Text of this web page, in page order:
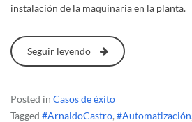
instalación de la maquinaria en la planta.
Seguir leyendo
Posted in Casos de éxito
Tagged #ArnaldoCastro, #Automatización